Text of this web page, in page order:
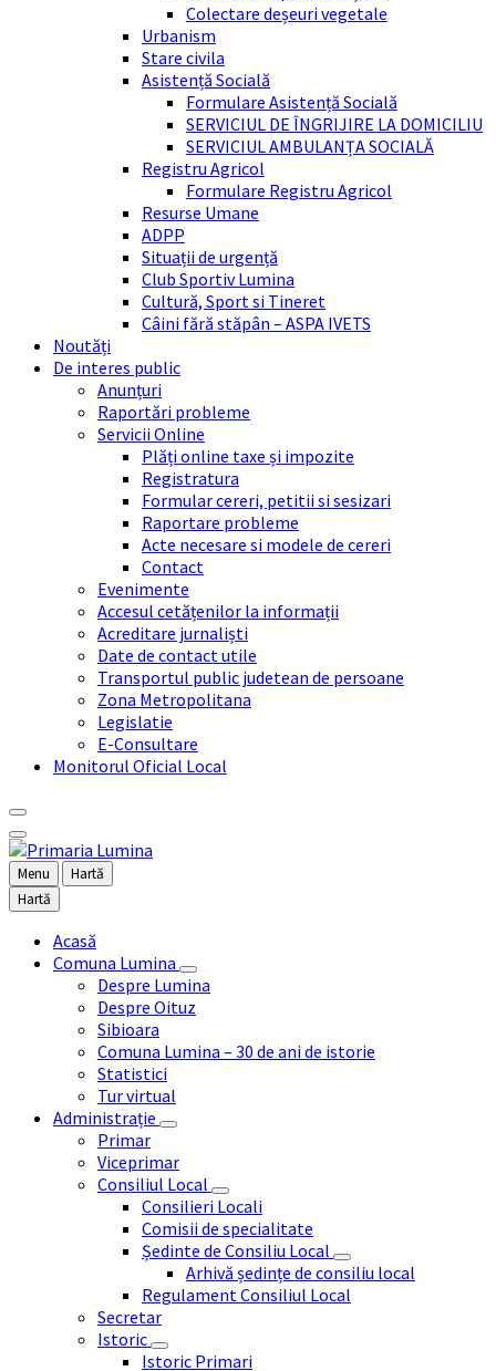
Colectare deșeuri vegetale
Urbanism
Stare civila
Asistență Socială
Formulare Asistență Socială
SERVICIUL DE ÎNGRIJIRE LA DOMICILIU
SERVICIUL AMBULANȚA SOCIALĂ
Registru Agricol
Formulare Registru Agricol
Resurse Umane
ADPP
Situații de urgență
Club Sportiv Lumina
Cultură, Sport si Tineret
Câini fără stăpân – ASPA IVETS
Noutăți
De interes public
Anunțuri
Raportări probleme
Servicii Online
Plăți online taxe și impozite
Registratura
Formular cereri, petitii si sesizari
Raportare probleme
Acte necesare si modele de cereri
Contact
Evenimente
Accesul cetățenilor la informații
Acreditare jurnaliști
Date de contact utile
Transportul public judetean de persoane
Zona Metropolitana
Legislatie
E-Consultare
Monitorul Oficial Local
Menu
Hartă
Hartă
Acasă
Comuna Lumina
Despre Lumina
Despre Oituz
Sibioara
Comuna Lumina – 30 de ani de istorie
Statistici
Tur virtual
Administrație
Primar
Viceprimar
Consiliul Local
Consilieri Locali
Comisii de specialitate
Ședinte de Consiliu Local
Arhivă ședințe de consiliu local
Regulament Consiliul Local
Secretar
Istoric
Istoric Primari